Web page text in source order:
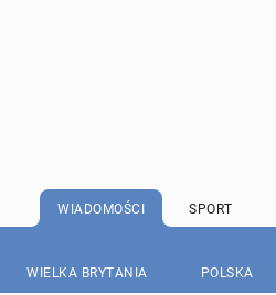
WIADOMOŚCI SPORT
WIELKA BRYTANIA POLSKA